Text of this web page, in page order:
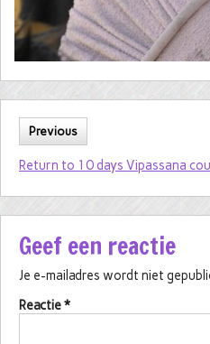
Previous
Return to 10 days Vipassana
Geef een reactie
Je e-mailadres wordt niet
Reactie*